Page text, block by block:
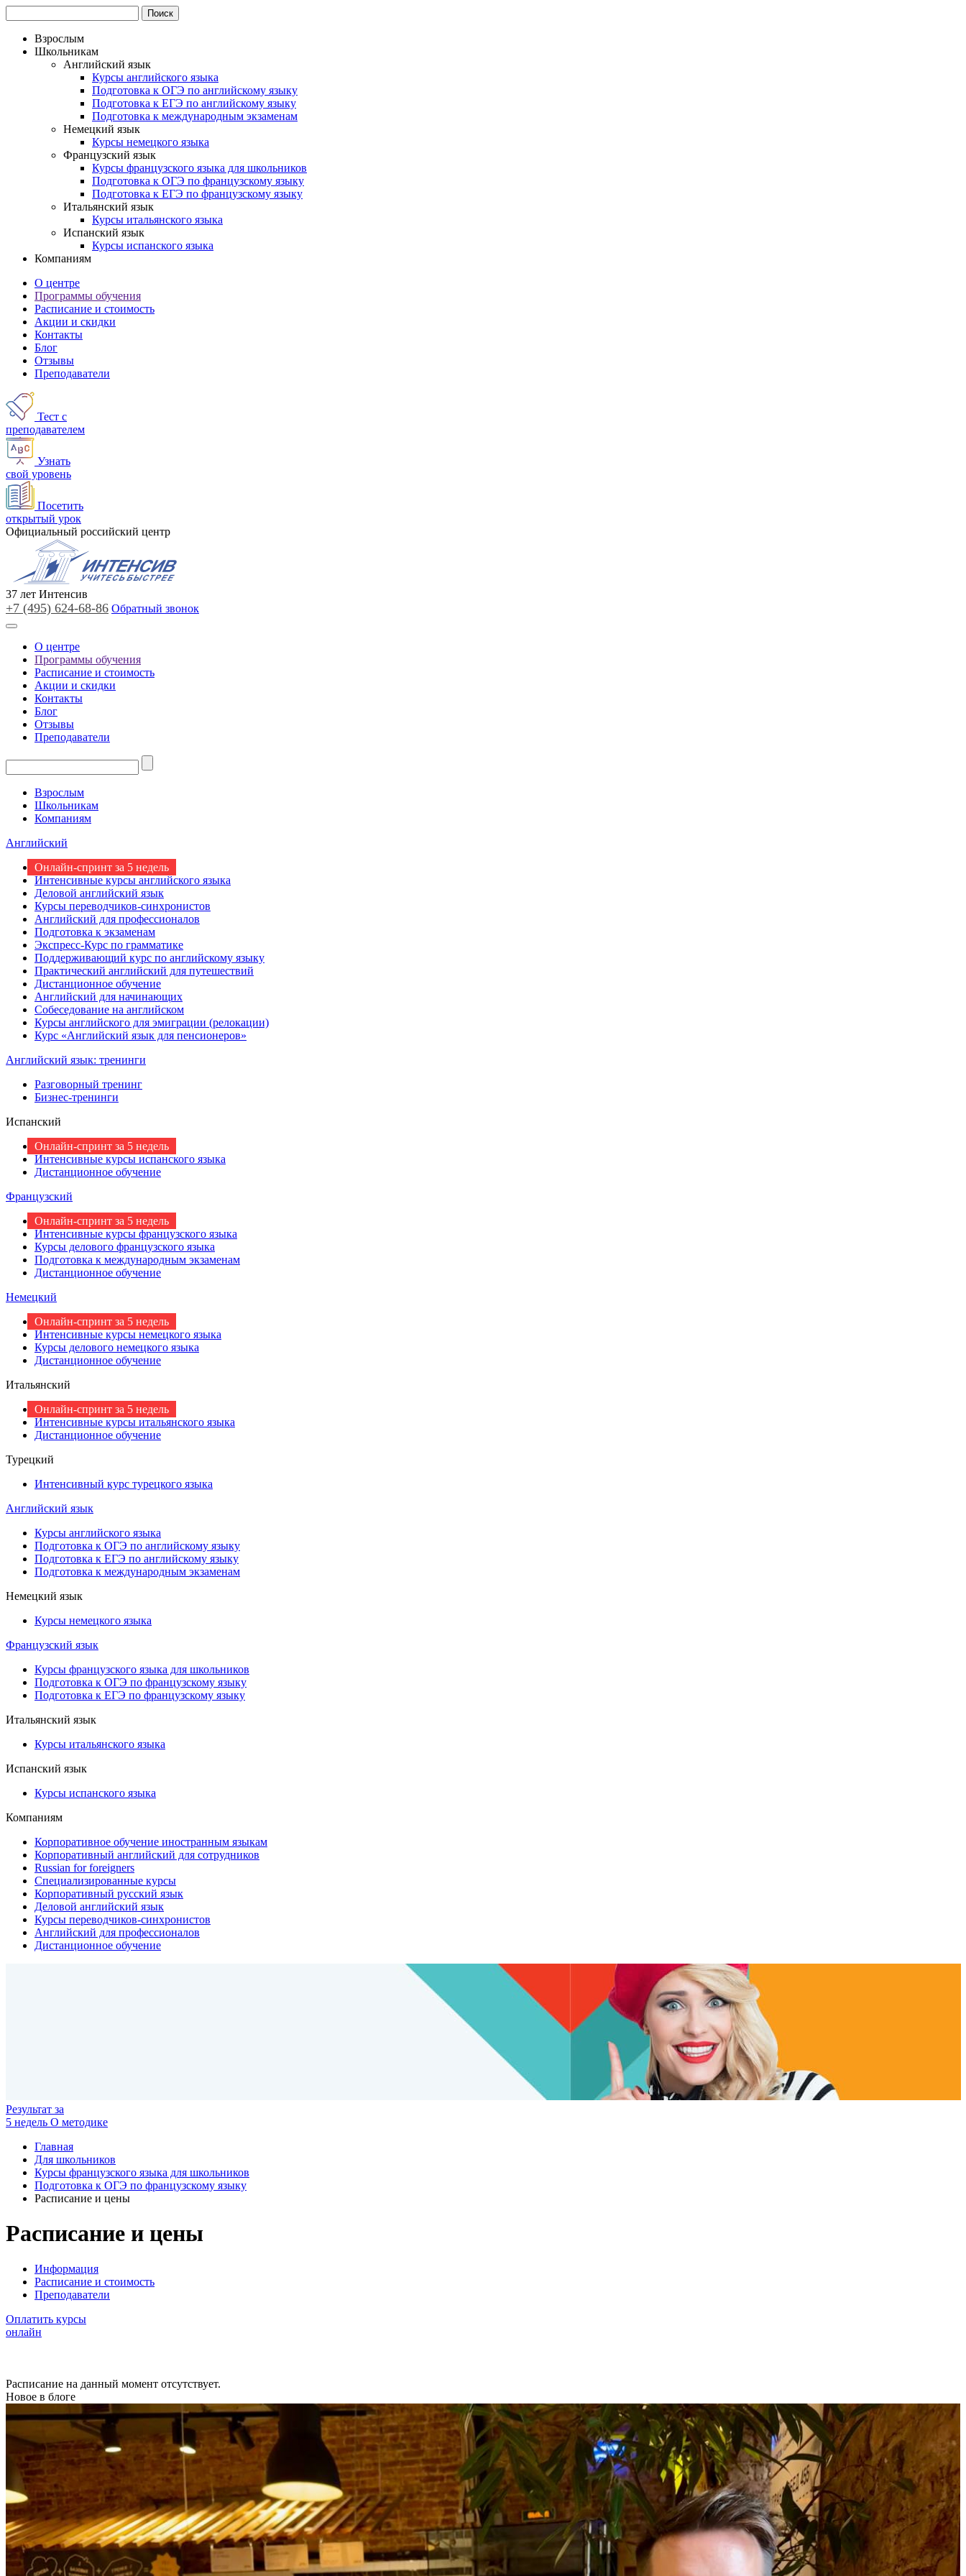
Взрослым
Школьникам
Английский язык
Курсы английского языка
Подготовка к ОГЭ по английскому языку
Подготовка к ЕГЭ по английскому языку
Подготовка к международным экзаменам
Немецкий язык
Курсы немецкого языка
Французский язык
Курсы французского языка для школьников
Подготовка к ОГЭ по французскому языку
Подготовка к ЕГЭ по французскому языку
Итальянский язык
Курсы итальянского языка
Испанский язык
Курсы испанского языка
Компаниям
О центре
Программы обучения
Расписание и стоимость
Акции и скидки
Контакты
Блог
Отзывы
Преподаватели
Тест с
преподавателем
Узнать
свой уровень
Посетить
открытый урок
Официальный российский центр
37 лет Интенсив
+7 (495) 624-68-86 Обратный звонок
О центре
Программы обучения
Расписание и стоимость
Акции и скидки
Контакты
Блог
Отзывы
Преподаватели
Взрослым
Школьникам
Компаниям
Английский
Онлайн-спринт за 5 недель
Интенсивные курсы английского языка
Деловой английский язык
Курсы переводчиков-синхронистов
Английский для профессионалов
Подготовка к экзаменам
Экспресс-Курс по грамматике
Поддерживающий курс по английскому языку
Практический английский для путешествий
Дистанционное обучение
Английский для начинающих
Собеседование на английском
Курсы английского для эмиграции (релокации)
Курс «Английский язык для пенсионеров»
Английский язык: тренинги
Разговорный тренинг
Бизнес-тренинги
Испанский
Онлайн-спринт за 5 недель
Интенсивные курсы испанского языка
Дистанционное обучение
Французский
Онлайн-спринт за 5 недель
Интенсивные курсы французского языка
Курсы делового французского языка
Подготовка к международным экзаменам
Дистанционное обучение
Немецкий
Онлайн-спринт за 5 недель
Интенсивные курсы немецкого языка
Курсы делового немецкого языка
Дистанционное обучение
Итальянский
Онлайн-спринт за 5 недель
Интенсивные курсы итальянского языка
Дистанционное обучение
Турецкий
Интенсивный курс турецкого языка
Английский язык
Курсы английского языка
Подготовка к ОГЭ по английскому языку
Подготовка к ЕГЭ по английскому языку
Подготовка к международным экзаменам
Немецкий язык
Курсы немецкого языка
Французский язык
Курсы французского языка для школьников
Подготовка к ОГЭ по французскому языку
Подготовка к ЕГЭ по французскому языку
Итальянский язык
Курсы итальянского языка
Испанский язык
Курсы испанского языка
Компаниям
Корпоративное обучение иностранным языкам
Корпоративный английский для сотрудников
Russian for foreigners
Специализированные курсы
Корпоративный русский язык
Деловой английский язык
Курсы переводчиков-синхронистов
Английский для профессионалов
Дистанционное обучение
Результат за
5 недель О методике
Главная
Для школьников
Курсы французского языка для школьников
Подготовка к ОГЭ по французскому языку
Расписание и цены
Расписание и цены
Информация
Расписание и стоимость
Преподаватели
Оплатить курсы
онлайн
Расписание на данный момент отсутствует.
Новое в блоге